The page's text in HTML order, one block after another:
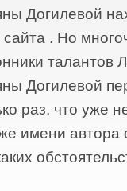
Догилевой
сайта . Но
талантов
Догилевой
раз, что уже
имени